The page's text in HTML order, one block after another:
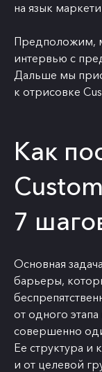
на язык
Предположим,
интервью с
Дальше мы
к отрисовке
Как
7
Основная
барьеры,
от одного
совершенно
Ее структура и
и от целевой